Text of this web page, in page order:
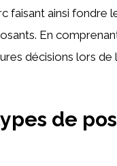
faisant ainsi fondre
En
décisions lors de
de